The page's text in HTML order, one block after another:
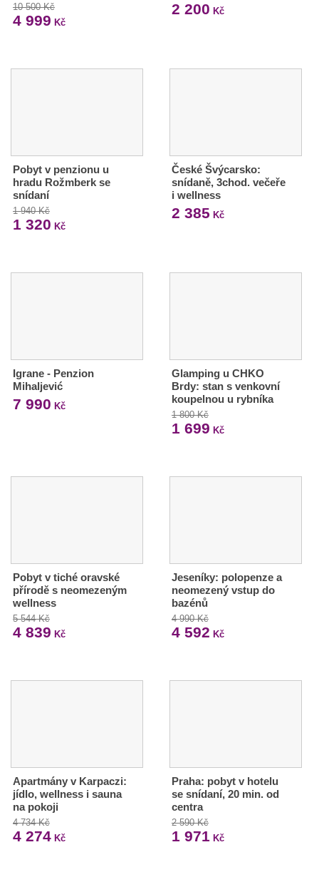
10 500 Kč
4 999 Kč
2 200 Kč
Pobyt v penzionu u
hradu Rožmberk se
snídaní
1 940 Kč
1 320 Kč
České Švýcarsko:
snídaně, 3chod. večeře
i wellness
2 385 Kč
Igrane - Penzion
Mihaljević
7 990 Kč
Glamping u CHKO
Brdy: stan s venkovní
koupelnou u rybníka
1 800 Kč
1 699 Kč
Pobyt v tiché oravské
přírodě s neomezeným
wellness
5 544 Kč
4 839 Kč
Jeseníky: polopenze a
neomezený vstup do
bazénů
4 990 Kč
4 592 Kč
Apartmány v Karpaczi:
jídlo, wellness i sauna
na pokoji
4 734 Kč
4 274 Kč
Praha: pobyt v hotelu
se snídaní, 20 min. od
centra
2 590 Kč
1 971 Kč